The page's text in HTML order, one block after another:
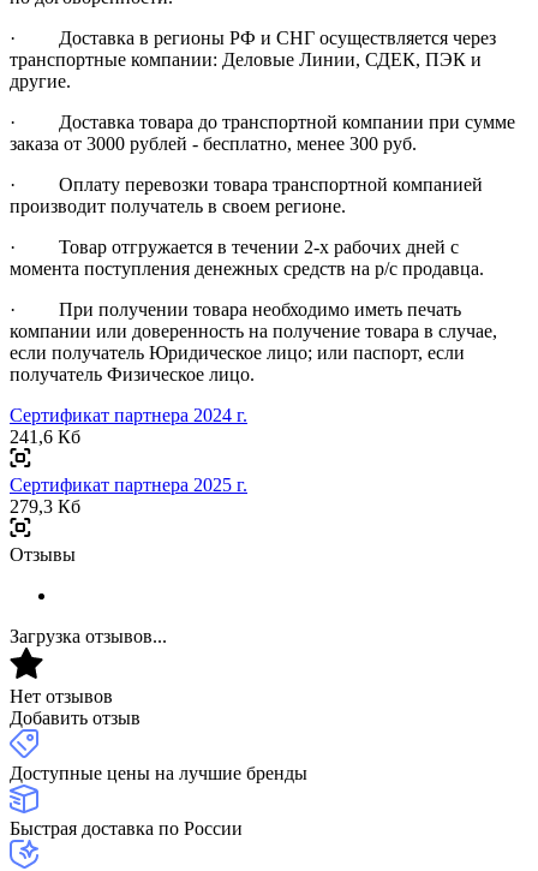
· Доставка в регионы РФ и СНГ осуществляется через
транспортные компании: Деловые Линии, СДЕК, ПЭК и
другие.
· Доставка товара до транспортной компании при сумме
заказа от 3000 рублей - бесплатно, менее 300 руб.
· Оплату перевозки товара транспортной компанией
производит получатель в своем регионе.
· Товар отгружается в течении 2-х рабочих дней с
момента поступления денежных средств на р/с продавца.
· При получении товара необходимо иметь печать
компании или доверенность на получение товара в случае,
если получатель Юридическое лицо; или паспорт, если
получатель Физическое лицо.
Сертификат партнера 2024 г.
241,6 Кб
Сертификат партнера 2025 г.
279,3 Кб
Отзывы
Загрузка отзывов...
Нет отзывов
Добавить отзыв
Доступные цены на лучшие бренды
Быстрая доставка по России